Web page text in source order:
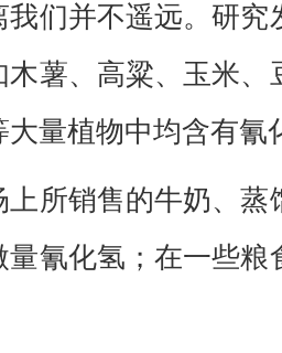
我们并不遥远。研
木薯、高粱、玉米、
大量植物中均含有氰
销售的牛奶、蒸
量氰化氢；在一些粮